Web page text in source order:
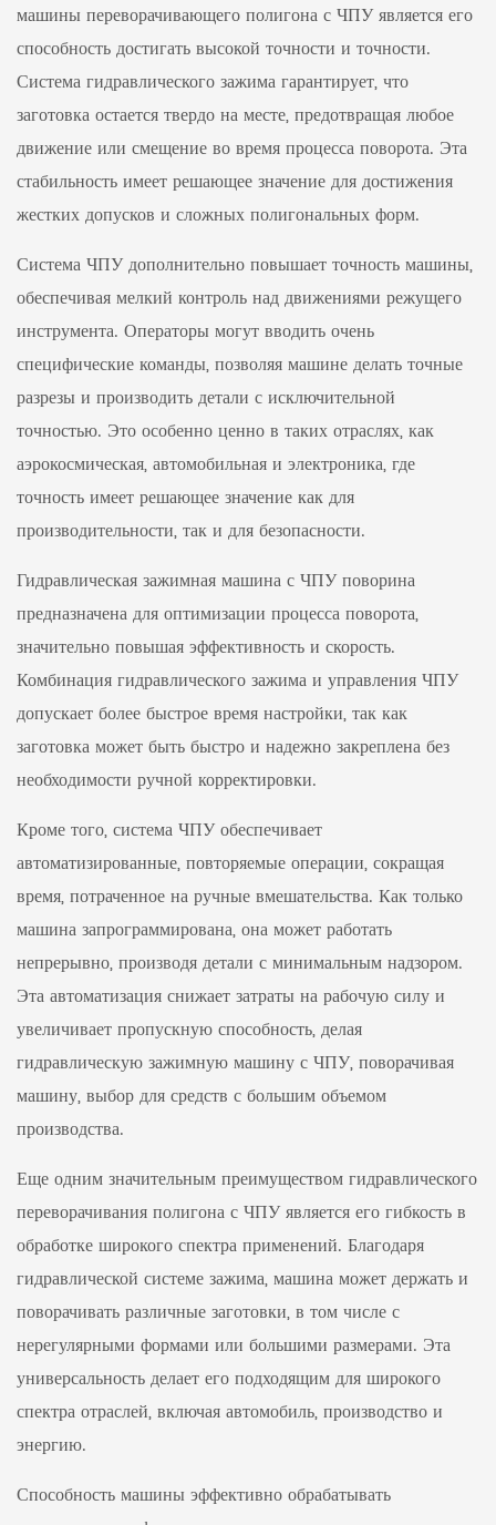
машины переворачивающего полигона с ЧПУ является его
способность достигать высокой точности и точности.
Система гидравлического зажима гарантирует, что
заготовка остается твердо на месте, предотвращая любое
движение или смещение во время процесса поворота. Эта
стабильность имеет решающее значение для достижения
жестких допусков и сложных полигональных форм.
Система ЧПУ дополнительно повышает точность машины,
обеспечивая мелкий контроль над движениями режущего
инструмента. Операторы могут вводить очень
специфические команды, позволяя машине делать точные
разрезы и производить детали с исключительной
точностью. Это особенно ценно в таких отраслях, как
аэрокосмическая, автомобильная и электроника, где
точность имеет решающее значение как для
производительности, так и для безопасности.
Гидравлическая зажимная машина с ЧПУ поворина
предназначена для оптимизации процесса поворота,
значительно повышая эффективность и скорость.
Комбинация гидравлического зажима и управления ЧПУ
допускает более быстрое время настройки, так как
заготовка может быть быстро и надежно закреплена без
необходимости ручной корректировки.
Кроме того, система ЧПУ обеспечивает
автоматизированные, повторяемые операции, сокращая
время, потраченное на ручные вмешательства. Как только
машина запрограммирована, она может работать
непрерывно, производя детали с минимальным надзором.
Эта автоматизация снижает затраты на рабочую силу и
увеличивает пропускную способность, делая
гидравлическую зажимную машину с ЧПУ, поворачивая
машину, выбор для средств с большим объемом
производства.
Еще одним значительным преимуществом гидравлического
переворачивания полигона с ЧПУ является его гибкость в
обработке широкого спектра применений. Благодаря
гидравлической системе зажима, машина может держать и
поворачивать различные заготовки, в том числе с
нерегулярными формами или большими размерами. Эта
универсальность делает его подходящим для широкого
спектра отраслей, включая автомобиль, производство и
энергию.
Способность машины эффективно обрабатывать